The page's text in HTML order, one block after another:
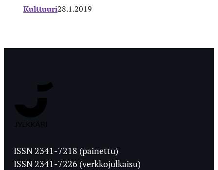
Kulttuuri28.1.2019
Ylioppilaslehti
ISSN 2341-7218 (painettu)
ISSN 2341-7226 (verkkojulkaisu)